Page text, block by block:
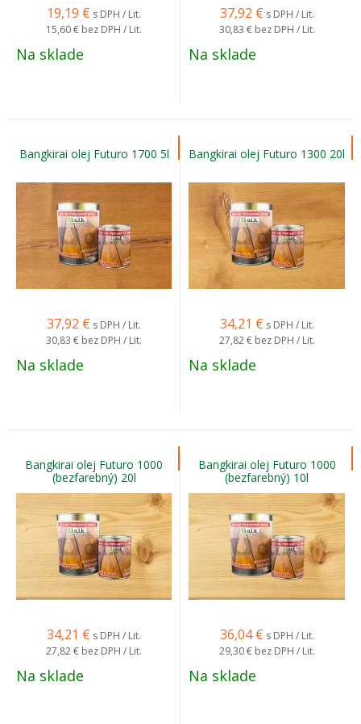
19,19 € s DPH / Lit.
15,60 € bez DPH / Lit.
Na sklade
37,92 € s DPH / Lit.
30,83 € bez DPH / Lit.
Na sklade
Bangkirai olej Futuro 1700 5l
37,92 € s DPH / Lit.
30,83 € bez DPH / Lit.
Na sklade
Bangkirai olej Futuro 1300 20l
34,21 € s DPH / Lit.
27,82 € bez DPH / Lit.
Na sklade
Bangkirai olej Futuro 1000
(bezfarebný) 20l
34,21 € s DPH / Lit.
27,82 € bez DPH / Lit.
Na sklade
Bangkirai olej Futuro 1000
(bezfarebný) 10l
36,04 € s DPH / Lit.
29,30 € bez DPH / Lit.
Na sklade